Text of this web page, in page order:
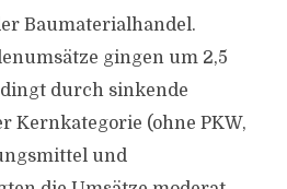
Baumaterialhandel.
gingen um 2,5
durch sinkende
Kernkategorie (ohne PKW,
und